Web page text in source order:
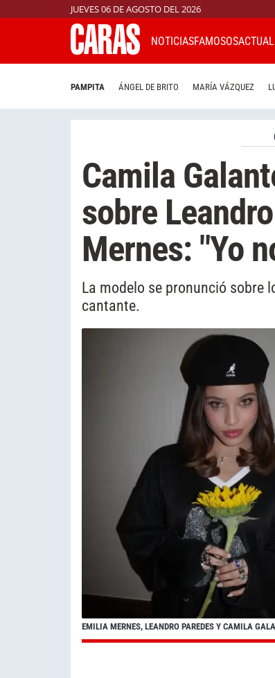
JUEVES 06 DE AGOSTO DEL 2026
NOTICIASFAMOSOS
PAMPITA ÁNGEL DE BRITO MARÍA VÁZQUEZ
Camila
sobre
Mernes: "Yo
La modelo se pronunció sobre
cantante.
EMILIA MERNES, LEANDRO PAREDES Y CAMILA